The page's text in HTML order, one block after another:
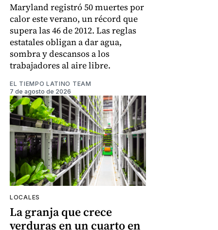
Maryland registró 50 muertes por
calor este verano, un récord que
supera las 46 de 2012. Las reglas
estatales obligan a dar agua,
sombra y descansos a los
trabajadores al aire libre.
EL TIEMPO LATINO TEAM
7 de agosto de 2026
LOCALES
La granja que crece
verduras en un cuarto en